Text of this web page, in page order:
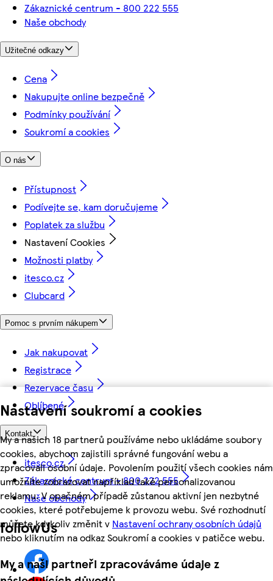
Nastavení soukromí a cookies
My a našich 18 partnerů používáme nebo ukládáme soubory
cookies, abychom zajistili správné fungování webu a
zpracovali osobní údaje. Povolením použití všech cookies nám
umožníte zobrazovat například také personalizovanou
reklamu. V opačném případě zůstanou aktivní jen nezbytné
cookies, které potřebujeme k provozu webu. Své rozhodnutí
můžete kdykoliv změnit v Nastavení ochrany osobních údajů
nebo kliknutím na odkaz Soukromí a cookies v patičce webu.
My a naši partneři zpracováváme údaje z
Zákaznické centrum - 800 222 555
Naše obchody
Užitečné odkazy
Cena
Nakupujte online bezpečně
Podmínky používání
Soukromí a cookies
O nás
Přístupnost
Podívejte se, kam doručujeme
Poplatek za službu
Nastavení Cookies
Možnosti platby
itesco.cz
Clubcard
Pomoc s prvním nákupem
Jak nakupovat
Registrace
Rezervace času
Oblíbené
Kontakt
itesco.cz
Zákaznické centrum - 800 222 555
Naše obchody
followUs